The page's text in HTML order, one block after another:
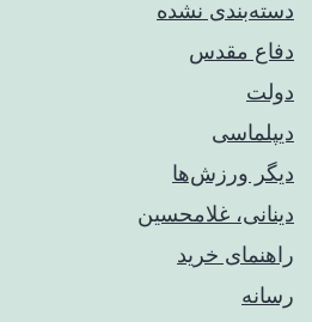
دسته‌بندی نشده
دفاع مقدس
دولت
دیپلماسی
دیگر ورزش‌ها
دینانی، غلامحسین
راهنمای خريد
رسانه